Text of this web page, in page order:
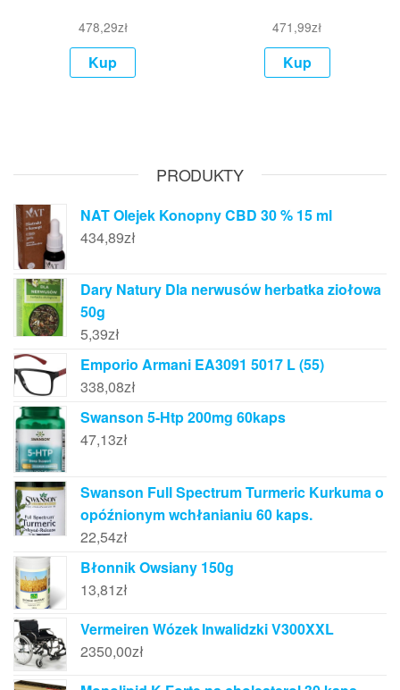
478,29zł
Kup
471,99zł
Kup
PRODUKTY
NAT Olejek Konopny CBD 30 % 15 ml
434,89zł
Dary Natury Dla nerwusów herbatka ziołowa
50g
5,39zł
Emporio Armani EA3091 5017 L (55)
338,08zł
Swanson 5-Htp 200mg 60kaps
47,13zł
Swanson Full Spectrum Turmeric Kurkuma o
opóźnionym wchłanianiu 60 kaps.
22,54zł
Błonnik Owsiany 150g
13,81zł
Vermeiren Wózek Inwalidzki V300XXL
2350,00zł